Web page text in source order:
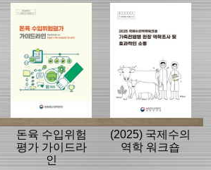
라인
돈육 수입위험
평가 가이드라
인
(2025) 국제수의
역학 워크숍